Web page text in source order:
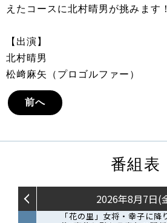
えたコースに北村晴男が挑みます！
【出演】
北村晴男
松﨑麻矢（プロゴルファー）
前へ
番組表